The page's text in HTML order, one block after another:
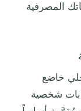
المصرفية
خاضع
شخصية